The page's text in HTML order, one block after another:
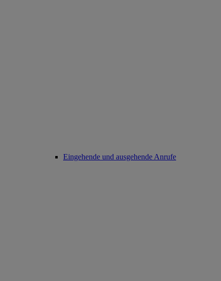
Eingehende und ausgehende Anrufe